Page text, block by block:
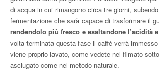
di acqua in cui rimangono circa tre giorni,
fermentazione che sarà capace di trasformare il
rendendolo più fresco e esaltandone l’acidità
volta terminata questa fase il caffè verrà
viene proprio lavato, come vedete nel filmato
asciugato come nel metodo naturale.